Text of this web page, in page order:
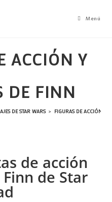
Menú
ACCIÓN Y
DE FINN
DE STAR WARS > FIGURAS DE ACCIÓN Y
de acción
de Star